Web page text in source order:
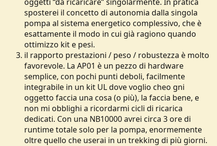
sposterei il concetto di autonomia dalla singola
pompa al sistema energetico complessivo, che è
esattamente il modo in cui già ragiono quando
ottimizzo kit e pesi.
il rapporto prestazioni / peso / robustezza è molto
favorevole. La AP01 è un pezzo di hardware
semplice, con pochi punti deboli, facilmente
integrabile in un kit UL dove voglio cheo gni
oggetto faccia una cosa (o più), la faccia bene, e
non mi obblighi a ricordarmi cicli di ricarica
dedicati. Con una NB10000 avrei circa 3 ore di
runtime totale solo per la pompa, enormemente
oltre quello che userai in un trekking di più giorni.